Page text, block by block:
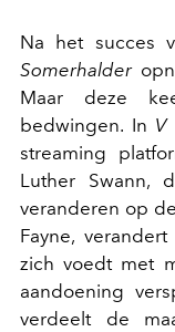
Na het succes
Somerhalder
Maar deze
bedwingen. In V
streaming
Luther Swann,
veranderen op
Fayne,
zich voedt met
aandoening
verdeelt de